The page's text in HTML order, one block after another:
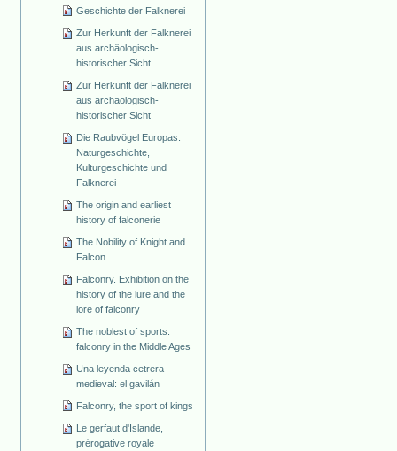
Geschichte der Falknerei
Zur Herkunft der Falknerei
aus archäologisch-
historischer Sicht
Zur Herkunft der Falknerei
aus archäologisch-
historischer Sicht
Die Raubvögel Europas.
Naturgeschichte,
Kulturgeschichte und
Falknerei
The origin and earliest
history of falconerie
The Nobility of Knight and
Falcon
Falconry. Exhibition on the
history of the lure and the
lore of falconry
The noblest of sports:
falconry in the Middle Ages
Una leyenda cetrera
medieval: el gavilán
Falconry, the sport of kings
Le gerfaut d'Islande,
prérogative royale